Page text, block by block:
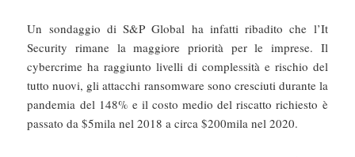
Un sondaggio di S&P Global ha infatti ribadito che l’It
Security rimane la maggiore priorità per le imprese. Il
cybercrime ha raggiunto livelli di complessità e rischio del
tutto nuovi, gli attacchi ransomware sono cresciuti durante la
pandemia del 148% e il costo medio del riscatto richiesto è
passato da $5mila nel 2018 a circa $200mila nel 2020.